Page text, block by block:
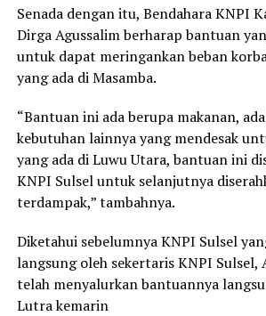
Senada dengan itu, Bendahara KNPI
Dirga Agussalim berharap bantuan
untuk dapat meringankan beban
yang ada di Masamba.
“Bantuan ini ada berupa makanan,
kebutuhan lainnya yang mendesak
yang ada di Luwu Utara, bantuan ini
KNPI Sulsel untuk selanjutnya
terdampak,” tambahnya.
Diketahui sebelumnya KNPI Sulsel
langsung oleh sekertaris KNPI Sulsel,
telah menyalurkan bantuannya
Lutra kemarin